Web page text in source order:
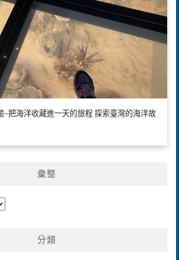
~把海洋收藏進一天的旅程 探索臺灣的海洋故
彙整
分類